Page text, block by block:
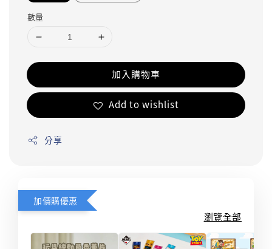
數量
加入購物車
Add to wishlist
分享
加價購優惠
瀏覽全部